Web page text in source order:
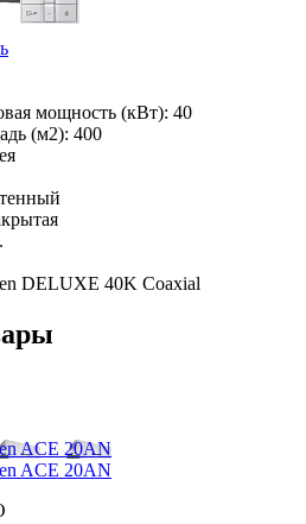
мощность (кВт): 40
(м2): 400
DELUXE 40K Coaxial
ACE 20AN
ACE 20AN